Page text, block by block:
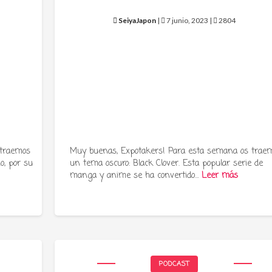
por su
SeiyaJapon | 7 junio, 2023 | 2804
Muy buenas, Expotakers! Para esta semana os
un tema oscuro: Black Clover. Esta popular serie de
manga y anime se ha convertido…Leer más
PODCAST